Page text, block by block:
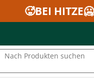
🥵BEI
Nach Produkten suchen